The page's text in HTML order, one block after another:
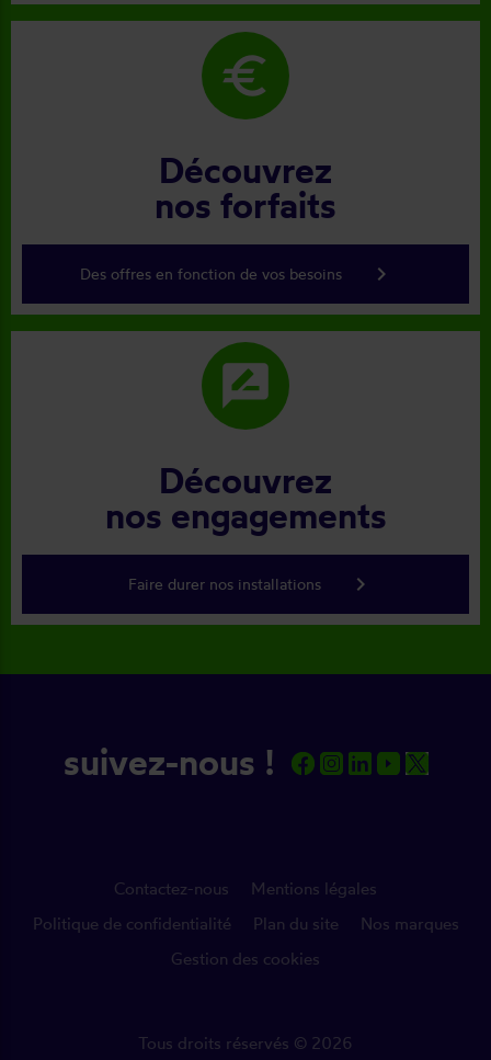
euro
Découvrez
nos forfaits
Des offres en fonction de vos besoins keyboard_arrow_right
rate_review
Découvrez
nos engagements
Faire durer nos installations keyboard_arrow_right
suivez-nous !
Contactez-nous
Mentions légales
Politique de confidentialité
Plan du site
Nos marques
Gestion des cookies
Tous droits réservés © 2026